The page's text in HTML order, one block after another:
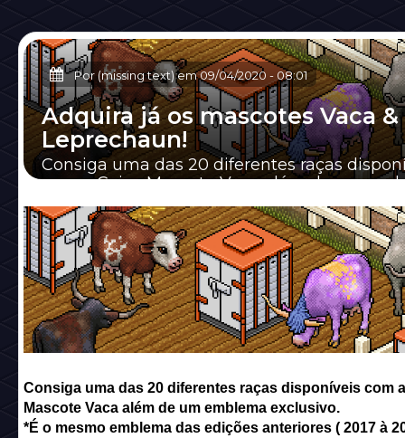
Por (missing text) em09/04/2020 - 08:01
Adquira já os mascotes Vaca &
Leprechaun!
Consiga uma das 20 diferentes raças
com a Caixa Mascote Vaca além de um
Consiga uma das 20 diferentes raças disponíveis com
Mascote Vaca além de um emblema exclusivo.
*É o mesmo emblema das edições anteriores ( 2017 à